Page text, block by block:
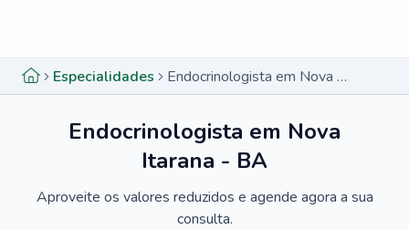
Especialidades Endocrinologista em Nova Itarana - BA
Endocrinologista em Nova
Itarana - BA
Aproveite os valores reduzidos e agende agora a sua
consulta.